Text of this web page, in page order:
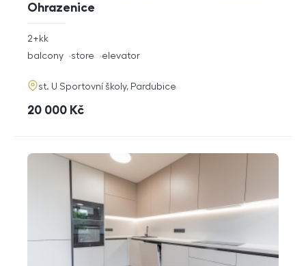
Ohrazenice
rozměry
disposition
2+kk
funkce
balcony store elevator
adresa
st. U Sportovní školy, Pardubice
cena
20 000 Kč